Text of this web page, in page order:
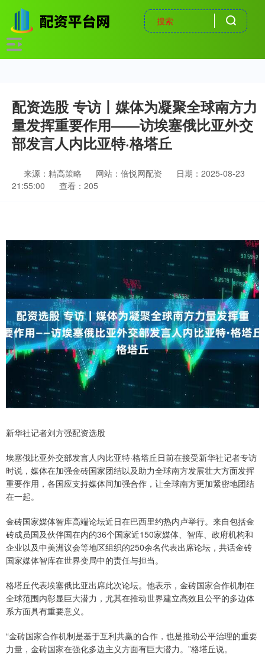
配资选股 专访丨媒体为凝聚全球南方力
量发挥重要作用——访埃塞俄比亚外交
部发言人内比亚特·格塔丘
来源：精高策略 网站：倍悦网配资
日期：2025-08-23
21:55:00
查看：205
新华社记者刘方强配资选股
埃塞俄比亚外交部发言人内比亚特·格塔丘日前在接受新华社记者专访
时说，媒体在加强金砖国家团结以及助力全球南方发展壮大方面发挥
重要作用，各国应支持媒体间加强合作，让全球南方更加紧密地团结
在一起。
金砖国家媒体智库高端论坛近日在巴西里约热内卢举行。来自包括金
砖成员国及伙伴国在内的36个国家近150家媒体、智库、政府机构和
企业以及中美洲议会等地区组织的250余名代表出席论坛，共话金砖
国家媒体智库在世界变局中的责任与担当。
格塔丘代表埃塞俄比亚出席此次论坛。他表示，金砖国家合作机制在
全球范围内彰显巨大潜力，尤其在推动世界建立高效且公平的多边体
系方面具有重要意义。
“金砖国家合作机制是基于互利共赢的合作，也是推动公平治理的重要
力量，金砖国家在强化多边主义方面有巨大潜力。”格塔丘说。